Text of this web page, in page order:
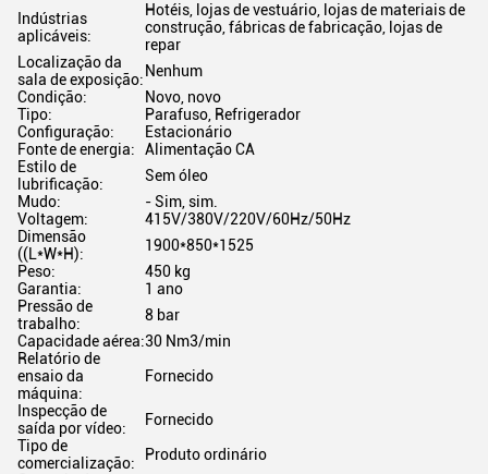
Indústrias
aplicáveis:
Hotéis, lojas de vestuário, lojas de materiais de
construção, fábricas de fabricação, lojas de
repar
Localização da
sala de exposição: Nenhum
Condição:
Novo, novo
Tipo:
Parafuso, Refrigerador
Configuração:
Estacionário
Fonte de energia:
Alimentação CA
Estilo de
lubrificação:
Sem óleo
Mudo:
- Sim, sim.
Voltagem:
415V/380V/220V/60Hz/50Hz
Dimensão
((L*W*H):
1900*850*1525
Peso:
450 kg
Garantia:
1 ano
Pressão de
trabalho:
8 bar
Capacidade aérea:30 Nm3/min
Relatório de
ensaio da
máquina:
Fornecido
Inspecção de
saída por vídeo:
Fornecido
Tipo de
comercialização:
Produto ordinário